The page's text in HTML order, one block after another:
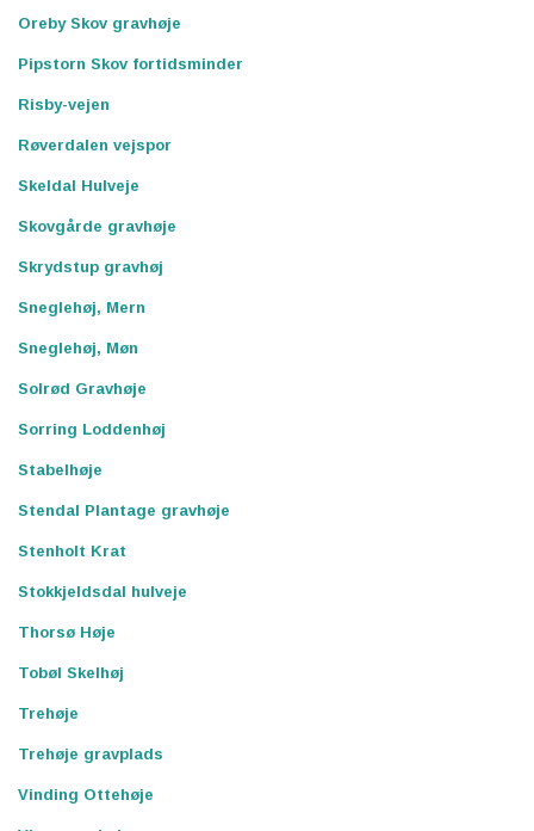
Oreby Skov gravhøje
Pipstorn Skov fortidsminder
Risby-vejen
Røverdalen vejspor
Skeldal Hulveje
Skovgårde gravhøje
Skrydstup gravhøj
Sneglehøj, Mern
Sneglehøj, Møn
Solrød Gravhøje
Sorring Loddenhøj
Stabelhøje
Stendal Plantage gravhøje
Stenholt Krat
Stokkjeldsdal hulveje
Thorsø Høje
Tobøl Skelhøj
Trehøje
Trehøje gravplads
Vinding Ottehøje